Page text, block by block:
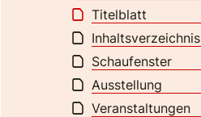
Titelblatt
Inhaltsverzeichnis
Schaufenster
Ausstellung
Veranstaltungen